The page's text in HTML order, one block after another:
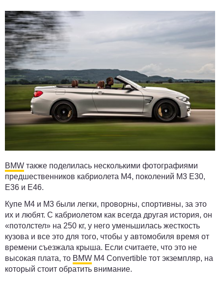
BMW также поделилась несколькими фотографиями
предшественников кабриолета M4, поколений M3 E30,
E36 и E46.
Купе M4 и M3 были легки, проворны, спортивны, за это
их и любят. С кабриолетом как всегда другая история, он
«потолстел» на 250 кг, у него уменьшилась жесткость
кузова и все это для того, чтобы у автомобиля время от
времени съезжала крыша. Если считаете, что это не
высокая плата, то BMW M4 Convertible тот экземпляр, на
который стоит обратить внимание.